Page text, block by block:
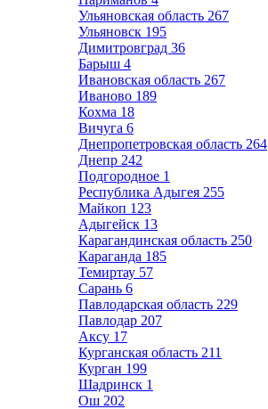
Ульяновская область 267
Ульяновск 195
Димитровград 36
Барыш 4
Ивановская область 267
Иваново 189
Кохма 18
Вичуга 6
Днепропетровская область 264
Днепр 242
Подгородное 1
Республика Адыгея 255
Майкоп 123
Адыгейск 13
Карагандинская область 250
Караганда 185
Темиртау 57
Сарань 6
Павлодарская область 229
Павлодар 207
Аксу 17
Курганская область 211
Курган 199
Шадринск 1
Ош 202